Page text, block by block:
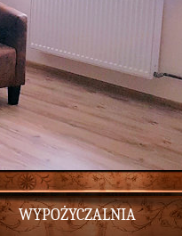
WYPOŻYCZALNIA